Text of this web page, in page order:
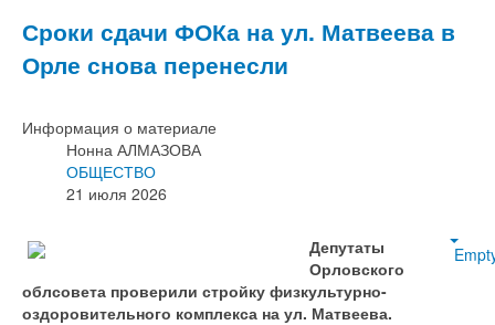
Сроки сдачи ФОКа на ул. Матвеева в
Орле снова перенесли
Информация о материале
Нонна АЛМАЗОВА
ОБЩЕСТВО
21 июля 2026
Депутаты
Орловского
облсовета проверили стройку физкультурно-
оздоровительного комплекса на ул. Матвеева.